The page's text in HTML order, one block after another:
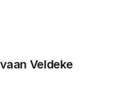
Veldeke